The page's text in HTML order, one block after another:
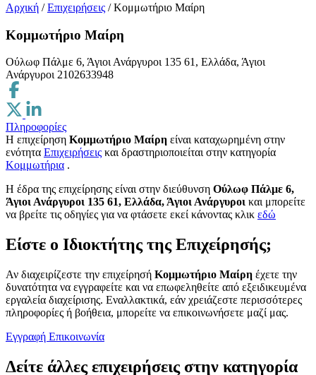
Αρχική / Επιχειρήσεις / Κομμωτήριο Μαίρη
Κομμωτήριο Μαίρη
Ούλωφ Πάλμε 6, Άγιοι Ανάργυροι 135 61, Ελλάδα, Άγιοι
Ανάργυροι 2102633948
Πληροφορίες
Η επιχείρηση Κομμωτήριο Μαίρη είναι καταχωρημένη στην
ενότητα Επιχειρήσεις και δραστηριοποιείται στην κατηγορία
Κομμωτήρια .
H έδρα της επιχείρησης είναι στην διεύθυνση Ούλωφ Πάλμε 6,
Άγιοι Ανάργυροι 135 61, Ελλάδα, Άγιοι Ανάργυροι και μπορείτε
να βρείτε τις οδηγίες για να φτάσετε εκεί κάνοντας κλικ εδώ
Είστε ο Ιδιοκτήτης της Επιχείρησής;
Αν διαχειρίζεστε την επιχείρησή Κομμωτήριο Μαίρη έχετε την
δυνατότητα να εγγραφείτε και να επωφεληθείτε από εξειδικευμένα
εργαλεία διαχείρισης. Εναλλακτικά, εάν χρειάζεστε περισσότερες
πληροφορίες ή βοήθεια, μπορείτε να επικοινωνήσετε μαζί μας.
Εγγραφή Επικοινωνία
Δείτε άλλες επιχειρήσεις στην κατηγορία